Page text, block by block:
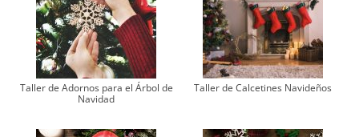
Taller de Adornos para el Árbol de
Navidad
Taller de Calcetines Navideños